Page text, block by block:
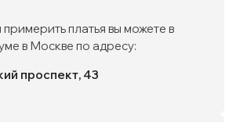
платья вы можете в
в Москве по адресу:
проспект, 43